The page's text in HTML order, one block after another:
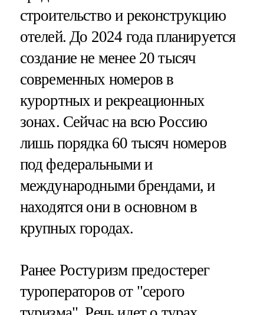
строительство и реконструкцию
отелей. До 2024 года планируется
создание не менее 20 тысяч
современных номеров в
курортных и рекреационных
зонах. Сейчас на всю Россию
лишь порядка 60 тысяч номеров
под федеральными и
международными брендами, и
находятся они в основном в
крупных городах.
Ранее Ростуризм предостерег
туроператоров от "серого